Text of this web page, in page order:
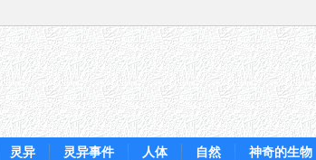
灵异 灵异事件 人体 自然 神奇的生物